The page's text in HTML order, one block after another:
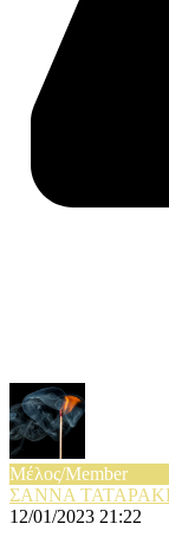
Μέλος/Member
ΣΑΝΝΑ
12/01/2023 21:22